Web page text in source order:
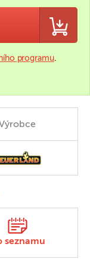
programu.
seznamu